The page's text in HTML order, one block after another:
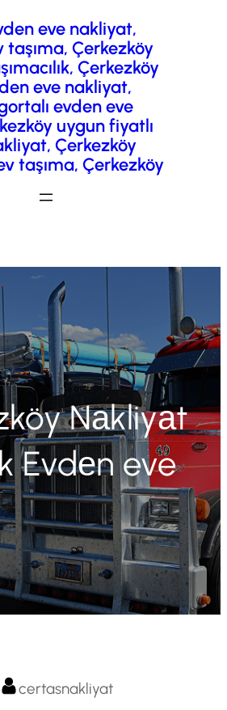
eve nakliyat,
taşıma, Çerkezköy
Çerkezköy
eve nakliyat,
evden eve
uygun fiyatlı
Çerkezköy
taşıma, Çerkezköy
Nаkliyаt
Evdеn eve
certasnakliyat